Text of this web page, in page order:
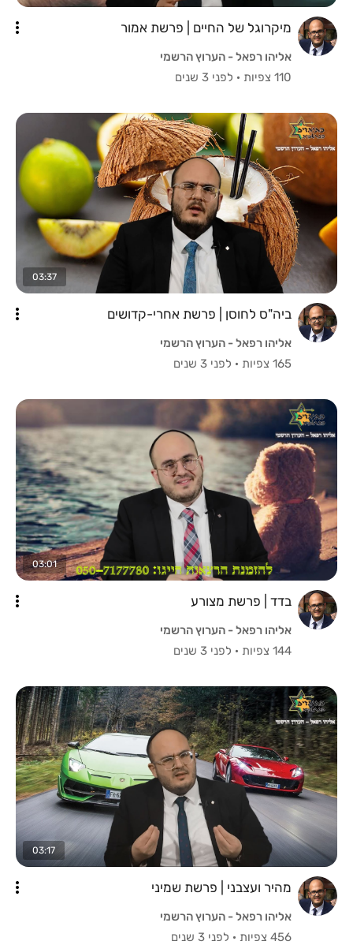
מיקרוגל של החיים | פרשת אמור
אליהו רפאל - הערוץ הרשמי
110 צפיות
· לפני 3 שנים
03:37
ביה"ס לחוסן | פרשת אחרי-קדושים
אליהו רפאל - הערוץ הרשמי
165 צפיות
· לפני 3 שנים
03:01
בדד | פרשת מצורע
אליהו רפאל - הערוץ הרשמי
144 צפיות
· לפני 3 שנים
03:17
מהיר ועצבני | פרשת שמיני
אליהו רפאל - הערוץ הרשמי
456 צפיות
· לפני 3 שנים